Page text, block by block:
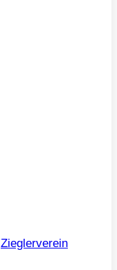
Zieglerverein